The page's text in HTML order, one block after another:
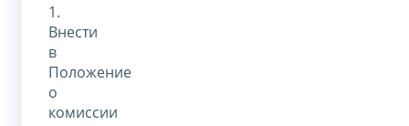
1.
Внести
в
Положение
о
комиссии